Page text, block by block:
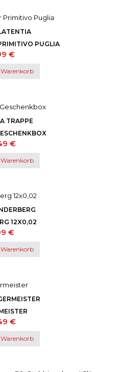
PUGLIA
€
Warenkorb
TRAPPE
€
Warenkorb
12X0,02
€
Warenkorb
€
Warenkorb